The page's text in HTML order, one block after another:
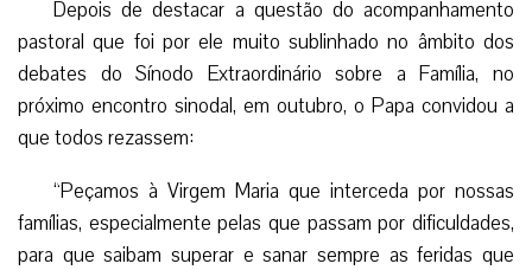
Depois de destacar a questão do acompanhamento
pastoral que foi por ele muito sublinhado no âmbito dos
debates do Sínodo Extraordinário sobre a Família, no
próximo encontro sinodal, em outubro, o Papa convidou a
que todos rezassem:
“Peçamos à Virgem Maria que interceda por nossas
famílias, especialmente pelas que passam por dificuldades,
para que saibam superar e sanar sempre as feridas que